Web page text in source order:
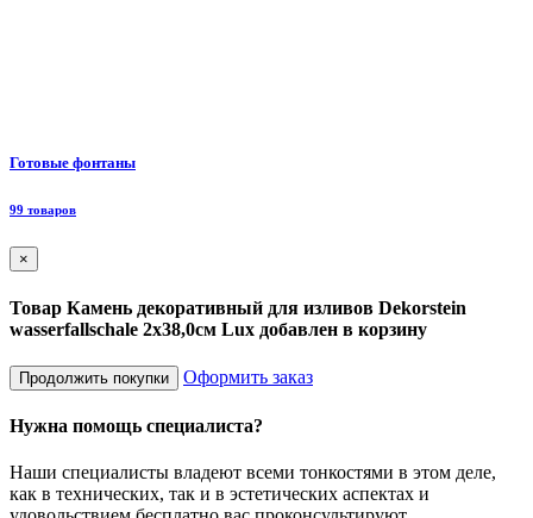
Готовые фонтаны
99 товаров
×
Товар Камень декоративный для изливов Dekorstein
wasserfallschale 2х38,0см Lux добавлен в корзину
Продолжить покупки Оформить заказ
Нужна помощь специалиста?
Наши специалисты владеют всеми тонкостями в этом деле,
как в технических, так и в эстетических аспектах и